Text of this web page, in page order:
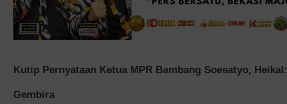
Kutip Pernyataan Ketua MPR Bambang Soesatyo,
Gembira